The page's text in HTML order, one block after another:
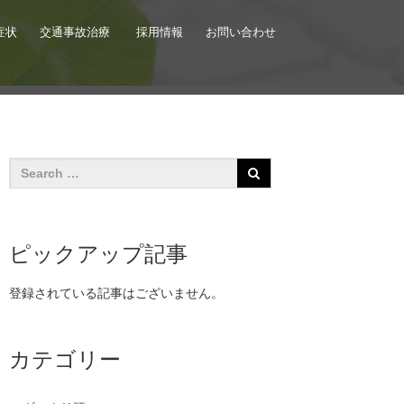
状 交通事故治療 採用情報 お問い合わせ
ピックアップ記事
登録されている記事はございません。
カテゴリー